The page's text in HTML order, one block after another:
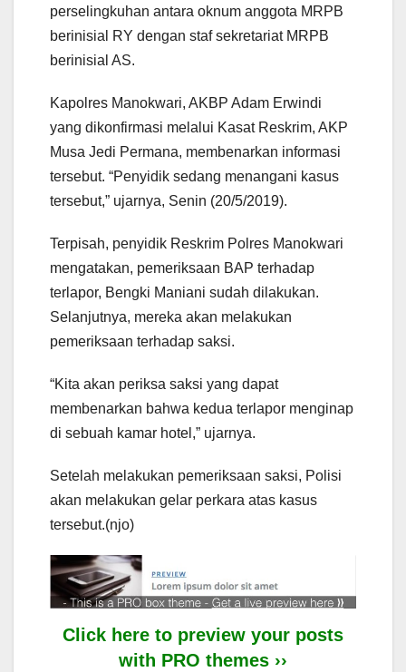
perselingkuhan antara oknum anggota MRPB
berinisial RY dengan staf sekretariat MRPB
berinisial AS.
Kapolres Manokwari, AKBP Adam Erwindi
yang dikonfirmasi melalui Kasat Reskrim, AKP
Musa Jedi Permana, membenarkan informasi
tersebut. “Penyidik sedang menangani kasus
tersebut,” ujarnya, Senin (20/5/2019).
Terpisah, penyidik Reskrim Polres Manokwari
mengatakan, pemeriksaan BAP terhadap
terlapor, Bengki Maniani sudah dilakukan.
Selanjutnya, mereka akan melakukan
pemeriksaan terhadap saksi.
“Kita akan periksa saksi yang dapat
membenarkan bahwa kedua terlapor menginap
di sebuah kamar hotel,” ujarnya.
Setelah melakukan pemeriksaan saksi, Polisi
akan melakukan gelar perkara atas kasus
tersebut.(njo)
Click here to preview your posts
with PRO themes ››